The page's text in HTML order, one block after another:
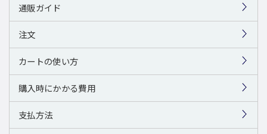
通販ガイド
注文
カートの使い方
購入時にかかる費用
支払方法